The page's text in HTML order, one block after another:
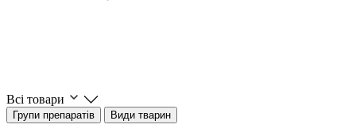
Всі товари
Групи препаратів Види тварин